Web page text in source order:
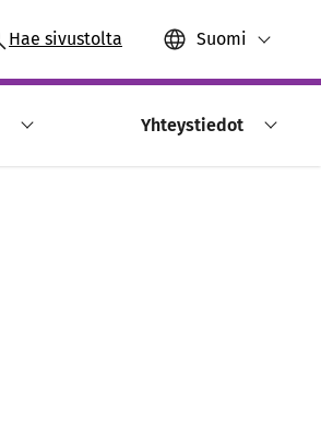
Hae sivustolta Suomi
Yhteystiedot